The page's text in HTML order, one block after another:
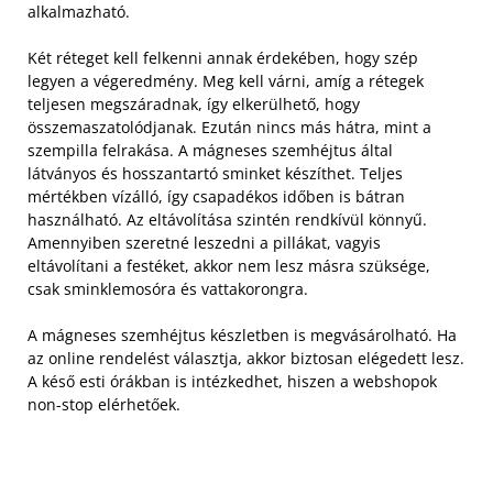
alkalmazható.
Két réteget kell felkenni annak érdekében, hogy szép
legyen a végeredmény. Meg kell várni, amíg a rétegek
teljesen megszáradnak, így elkerülhető, hogy
összemaszatolódjanak. Ezután nincs más hátra, mint a
szempilla felrakása. A mágneses szemhéjtus által
látványos és hosszantartó sminket készíthet. Teljes
mértékben vízálló, így csapadékos időben is bátran
használható. Az eltávolítása szintén rendkívül könnyű.
Amennyiben szeretné leszedni a pillákat, vagyis
eltávolítani a festéket, akkor nem lesz másra szüksége,
csak sminklemosóra és vattakorongra.
A mágneses szemhéjtus készletben is megvásárolható. Ha
az online rendelést választja, akkor biztosan elégedett lesz.
A késő esti órákban is intézkedhet, hiszen a webshopok
non-stop elérhetőek.